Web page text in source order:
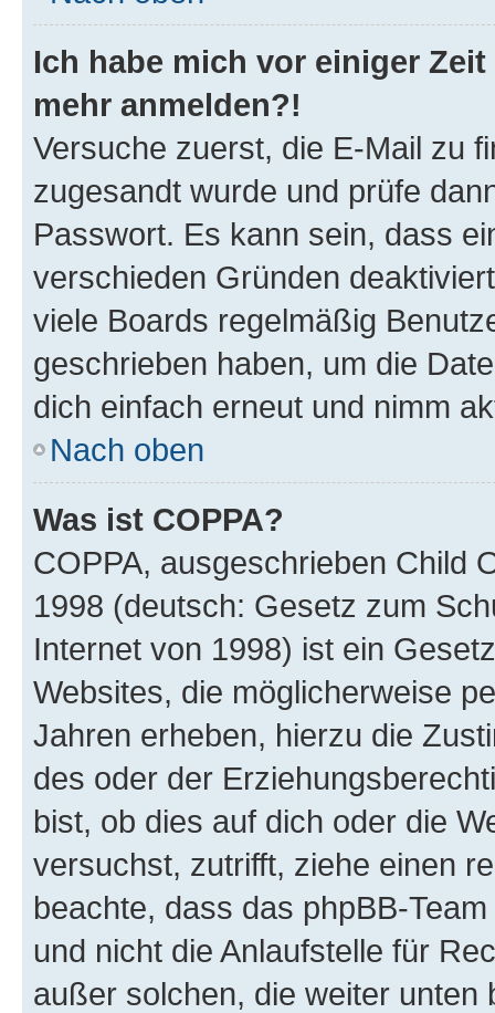
Ich habe mich vor einiger
mehr anmelden?!
Versuche zuerst, die E-Mail zu
zugesandt wurde und prüfe
Passwort. Es kann sein, dass
verschieden Gründen
viele Boards regelmäßig
geschrieben haben, um die
dich einfach erneut und nimm
Nach oben
Was ist COPPA?
COPPA, ausgeschrieben Child
1998 (deutsch: Gesetz zum
Internet von 1998) ist ein
Websites, die möglicherweise
Jahren erheben, hierzu die
des oder der
bist, ob dies auf dich oder die
versuchst, zutrifft, ziehe einen
beachte, dass das phpBB-
und nicht die Anlaufstelle für
außer solchen, die weiter unten